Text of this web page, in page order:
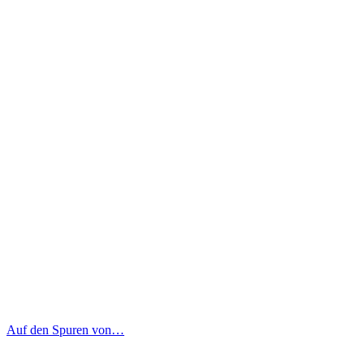
Auf den Spuren von…